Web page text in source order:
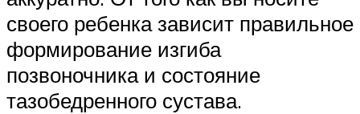
своего ребенка зависит правильное
формирование изгиба
позвоночника и состояние
тазобедренного сустава.